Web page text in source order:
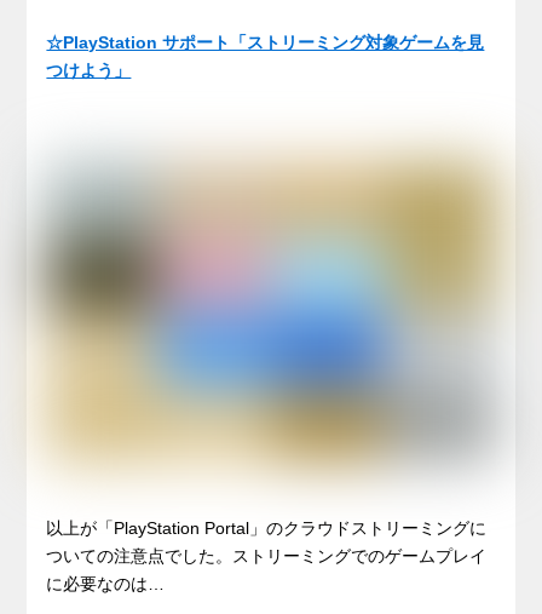
☆PlayStation サポート「ストリーミング対象ゲームを見
つけよう」
以上が「PlayStation Portal」のクラウドストリーミングに
ついての注意点でした。ストリーミングでのゲームプレイ
に必要なのは…